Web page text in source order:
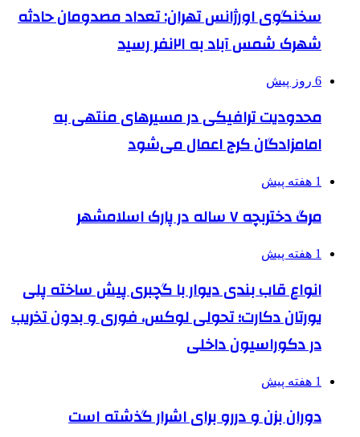
سخنگوی اورژانس تهران: تعداد مصدومان حادثه
شهرک شمس آباد به ۲۱نفر رسید
6 روز پیش
محدودیت ترافیکی در مسیرهای منتهی به
امامزادگان کرج اعمال می‌شود
1 هفته پیش
مرگ دختربچه ۷ ساله در پارک اسلامشهر
1 هفته پیش
انواع قاب بندی دیوار با گچبری پیش ساخته پلی
یورتان دکارت؛ تحولی لوکس، فوری و بدون تخریب
در دکوراسیون داخلی
1 هفته پیش
دوران بزن و دررو برای اشرار گذشته است